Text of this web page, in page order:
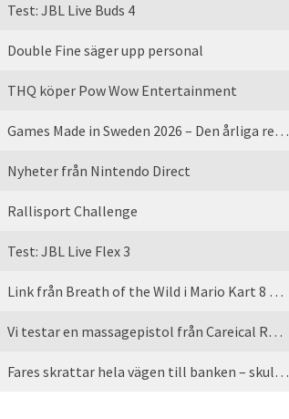
Test: JBL Live Buds 4
Double Fine säger upp personal
THQ köper Pow Wow Entertainment
Games Made in Sweden 2026 – Den årliga rean är tillbaka
Nyheter från Nintendo Direct
Rallisport Challenge
Test: JBL Live Flex 3
Link från Breath of the Wild i Mario Kart 8 Deluxe
Vi testar en massagepistol från Careical Recovery
Fares skrattar hela vägen till banken – skulle vi tro